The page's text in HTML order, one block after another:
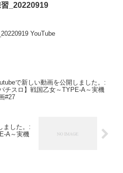
_20220919
YouTube
で新しい動画を公開しました。:
パチスロ】戦国乙女～TYPE‐A～実機
#27
ました。:
～実機